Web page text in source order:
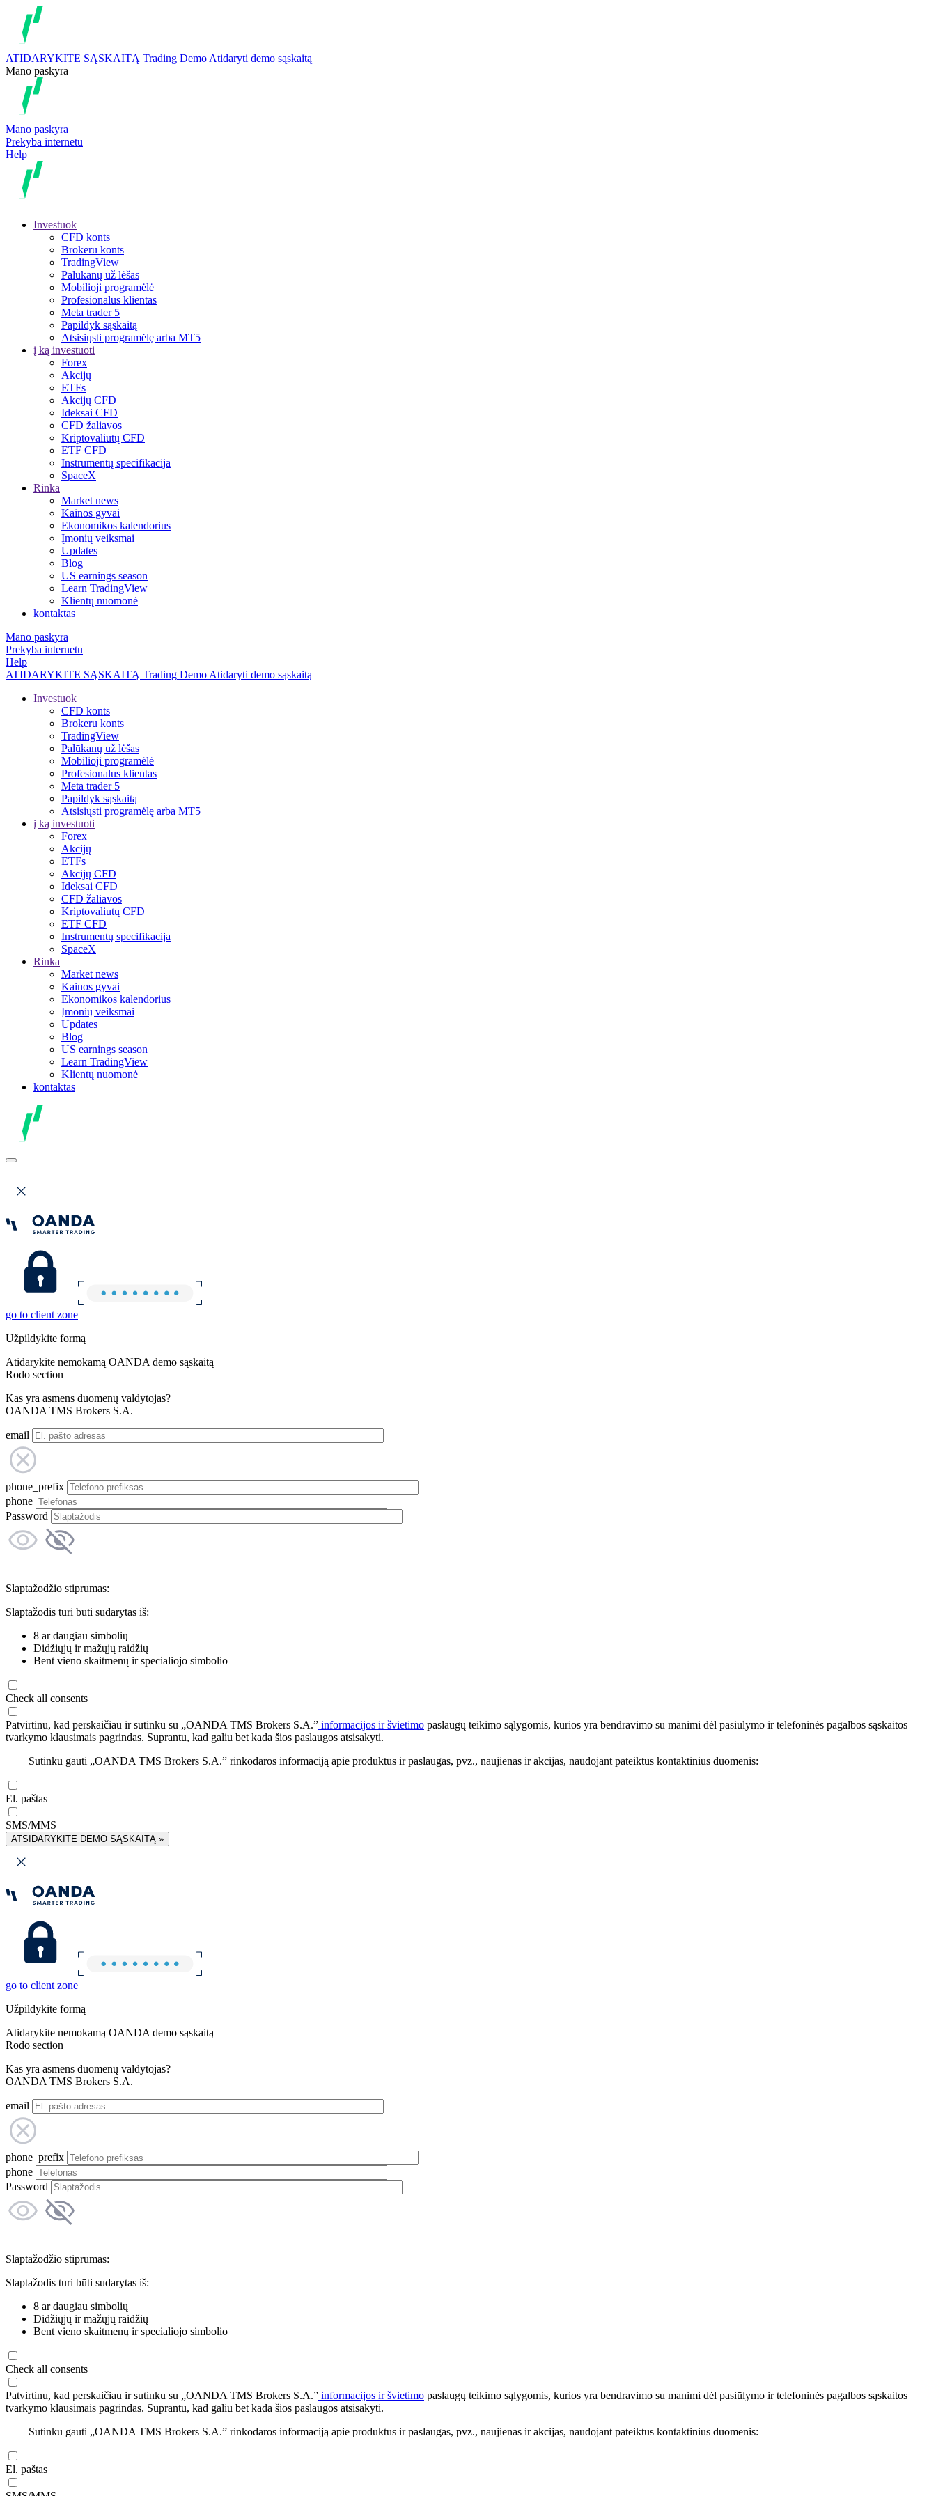
ATIDARYKITE SĄSKAITĄ Trading Demo Atidaryti demo sąskaitą
Mano paskyra
Mano paskyra
Prekyba internetu
Help
Investuok
CFD konts
Brokeru konts
TradingView
Palūkanų už lėšas
Mobilioji programėlė
Profesionalus klientas
Meta trader 5
Papildyk sąskaitą
Atsisiųsti programėlę arba MT5
į ką investuoti
Forex
Akcijų
ETFs
Akcijų CFD
Ideksai CFD
CFD žaliavos
Kriptovaliutų CFD
ETF CFD
Instrumentų specifikacija
SpaceX
Rinka
Market news
Kainos gyvai
Ekonomikos kalendorius
Įmonių veiksmai
Updates
Blog
US earnings season
Learn TradingView
Klientų nuomonė
kontaktas
Mano paskyra
Prekyba internetu
Help
ATIDARYKITE SĄSKAITĄ Trading Demo Atidaryti demo sąskaitą
Investuok
CFD konts
Brokeru konts
TradingView
Palūkanų už lėšas
Mobilioji programėlė
Profesionalus klientas
Meta trader 5
Papildyk sąskaitą
Atsisiųsti programėlę arba MT5
į ką investuoti
Forex
Akcijų
ETFs
Akcijų CFD
Ideksai CFD
CFD žaliavos
Kriptovaliutų CFD
ETF CFD
Instrumentų specifikacija
SpaceX
Rinka
Market news
Kainos gyvai
Ekonomikos kalendorius
Įmonių veiksmai
Updates
Blog
US earnings season
Learn TradingView
Klientų nuomonė
kontaktas
go to client zone
Užpildykite formą
Atidarykite nemokamą OANDA demo sąskaitą
Rodo section
Kas yra asmens duomenų valdytojas?
OANDA TMS Brokers S.A.
email
phone_prefix
phone
Password
Slaptažodžio stiprumas:
Slaptažodis turi būti sudarytas iš:
8 ar daugiau simbolių
Didžiųjų ir mažųjų raidžių
Bent vieno skaitmenų ir specialiojo simbolio
Check all consents
Patvirtinu, kad perskaičiau ir sutinku su „OANDA TMS Brokers S.A.” informacijos ir švietimo paslaugų teikimo sąlygomis, kurios yra bendravimo su manimi dėl pasiūlymo ir telefoninės pagalbos sąskaitos
tvarkymo klausimais pagrindas. Suprantu, kad galiu bet kada šios paslaugos atsisakyti.
Sutinku gauti „OANDA TMS Brokers S.A.” rinkodaros informaciją apie produktus ir paslaugas, pvz., naujienas ir akcijas, naudojant pateiktus kontaktinius duomenis:
El. paštas
SMS/MMS
ATSIDARYKITE DEMO SĄSKAITĄ »
go to client zone
Užpildykite formą
Atidarykite nemokamą OANDA demo sąskaitą
Rodo section
Kas yra asmens duomenų valdytojas?
OANDA TMS Brokers S.A.
email
phone_prefix
phone
Password
Slaptažodžio stiprumas:
Slaptažodis turi būti sudarytas iš:
8 ar daugiau simbolių
Didžiųjų ir mažųjų raidžių
Bent vieno skaitmenų ir specialiojo simbolio
Check all consents
Patvirtinu, kad perskaičiau ir sutinku su „OANDA TMS Brokers S.A.” informacijos ir švietimo paslaugų teikimo sąlygomis, kurios yra bendravimo su manimi dėl pasiūlymo ir telefoninės pagalbos sąskaitos
tvarkymo klausimais pagrindas. Suprantu, kad galiu bet kada šios paslaugos atsisakyti.
Sutinku gauti „OANDA TMS Brokers S.A.” rinkodaros informaciją apie produktus ir paslaugas, pvz., naujienas ir akcijas, naudojant pateiktus kontaktinius duomenis:
El. paštas